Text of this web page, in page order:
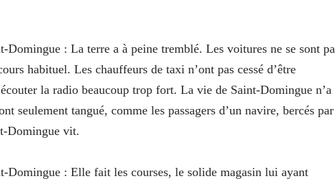
Domingue : La terre a à peine tremblé. Les voitures ne se sont
habituel. Les chauffeurs de taxi n’ont pas cessé d’être
la radio beaucoup trop fort. La vie de Saint-Domingue n’a
seulement tangué, comme les passagers d’un navire, bercés par
Domingue vit.
Domingue : Elle fait les courses, le solide magasin lui ayant